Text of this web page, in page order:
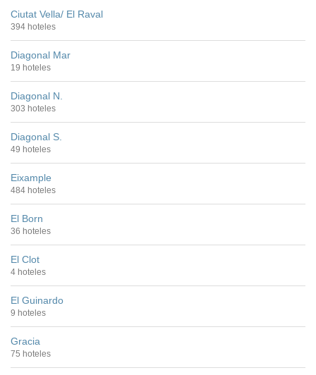
Ciutat Vella/ El Raval
394 hoteles
Diagonal Mar
19 hoteles
Diagonal N.
303 hoteles
Diagonal S.
49 hoteles
Eixample
484 hoteles
El Born
36 hoteles
El Clot
4 hoteles
El Guinardo
9 hoteles
Gracia
75 hoteles